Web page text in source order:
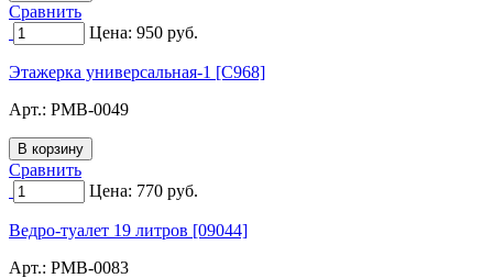
Сравнить
Цена: 950 руб.
Этажерка универсальная-1 [C968]
Арт.: PMB-0049
Сравнить
Цена: 770 руб.
Ведро-туалет 19 литров [09044]
Арт.: PMB-0083